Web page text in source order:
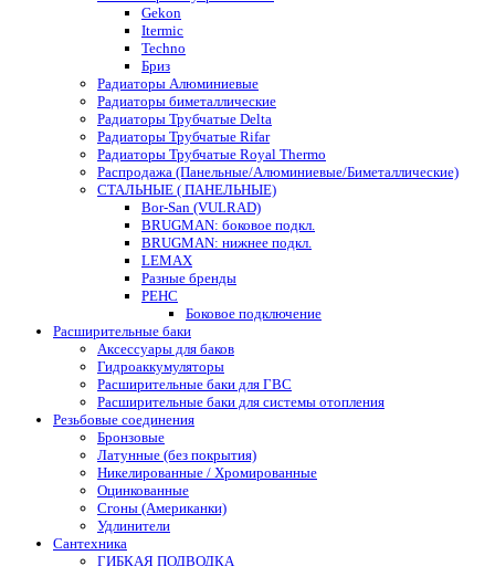
Gekon
Itermic
Techno
Бриз
Радиаторы Алюминиевые
Радиаторы биметаллические
Радиаторы Трубчатые Delta
Радиаторы Трубчатые Rifar
Радиаторы Трубчатые Royal Thermo
Распродажа (Панельные/Алюминиевые/Биметаллические)
СТАЛЬНЫЕ ( ПАНЕЛЬНЫЕ)
Bor-San (VULRAD)
BRUGMAN: боковое подкл.
BRUGMAN: нижнее подкл.
LEMAX
Разные бренды
РЕНС
Боковое подключение
Расширительные баки
Аксессуары для баков
Гидроаккумуляторы
Расширительные баки для ГВС
Расширительные баки для системы отопления
Резьбовые соединения
Бронзовые
Латунные (без покрытия)
Никелированные / Хромированные
Оцинкованные
Сгоны (Американки)
Удлинители
Сантехника
ГИБКАЯ ПОДВОДКА